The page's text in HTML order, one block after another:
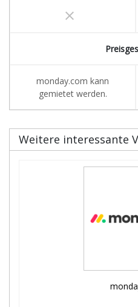
clear
monday.com kann
gemietet werden.
Weitere interessante